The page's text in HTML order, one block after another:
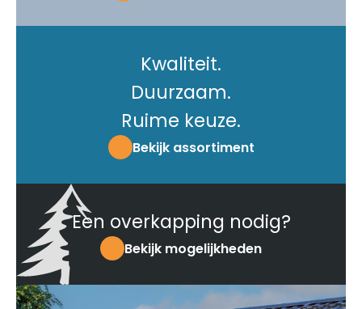
Kwaliteit.
Duurzaam.
Ruime keuze.
Bekijk assortiment
Een overkapping nodig?
Bekijk mogelijkheden